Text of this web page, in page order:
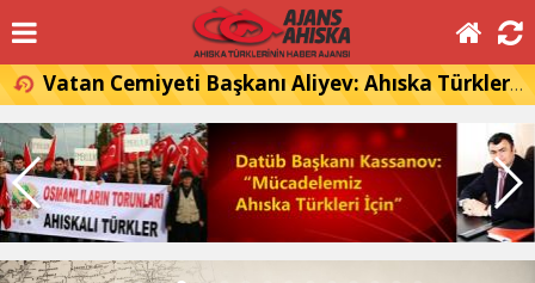
Vatan Cemiyeti Başkanı Aliyev: Ahıska Türkleri, Gürcistan'a dönmek istiyor